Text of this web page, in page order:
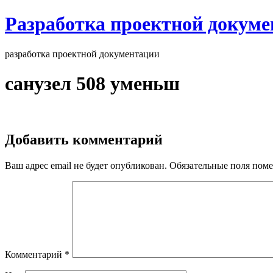
Разработка проектной
разработка проектной документации
санузел 508 уменьш
Добавить комментарий
Ваш адрес email не будет опубликован. Обязательные поля
Комментарий *